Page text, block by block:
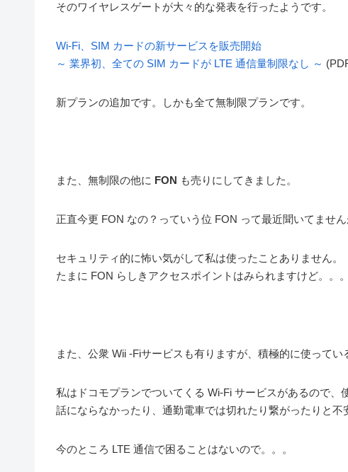
そのワイヤレスゲートが大々的な発表を行ったようです。
Wi-Fi、SIM カードの新サービスを販売開始
～ 業界初、全ての SIM カードが LTE 通信量制限なし ～
新プランの追加です。しかも全て無制限プランです。
また、無制限の他に FON も売りにしてきました。
正直今更 FON なの？っていう位 FON って最近聞いてませ
セキュリティ的に怖い気がして私は使ったことありません。
たまに FON らしきアクセスポイントはみられますけど。。。
また、公衆 Wii -Fiサービスも有りますが、積極的に使ってい
私はドコモプランでついてくる Wi-Fi サービスがあるので
話にならなかったり、通勤電車では切れたり繋がったりと不
今のところ LTE 通信で困ることはないので。。。